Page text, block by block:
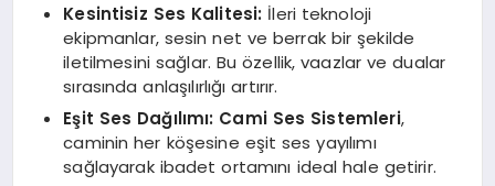
Kesintisiz Ses Kalitesi: İleri teknoloji
ekipmanlar, sesin net ve berrak bir şekilde
iletilmesini sağlar. Bu özellik, vaazlar ve dualar
sırasında anlaşılırlığı artırır.
Eşit Ses Dağılımı: Cami Ses Sistemleri,
caminin her köşesine eşit ses yayılımı
sağlayarak ibadet ortamını ideal hale getirir.